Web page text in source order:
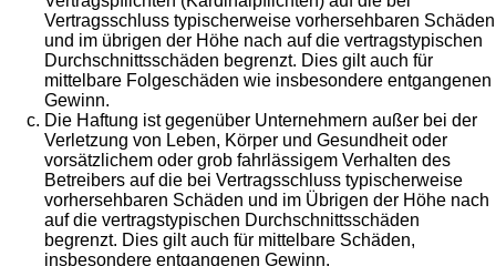
Vertragsschluss typischerweise vorhersehbaren Schäden
und im übrigen der Höhe nach auf die vertragstypischen
Durchschnittsschäden begrenzt. Dies gilt auch für
mittelbare Folgeschäden wie insbesondere entgangenen
Gewinn.
Die Haftung ist gegenüber Unternehmern außer bei der
Verletzung von Leben, Körper und Gesundheit oder
vorsätzlichem oder grob fahrlässigem Verhalten des
Betreibers auf die bei Vertragsschluss typischerweise
vorhersehbaren Schäden und im Übrigen der Höhe nach
auf die vertragstypischen Durchschnittsschäden
begrenzt. Dies gilt auch für mittelbare Schäden,
insbesondere entgangenen Gewinn.